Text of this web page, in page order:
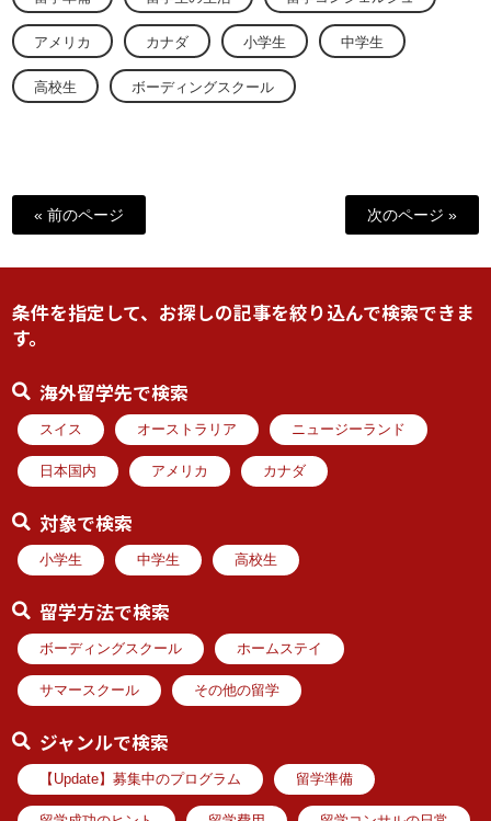
アメリカ カナダ 小学生 中学生
高校生 ボーディングスクール
« 前のページ 次のページ »
条件を指定して、お探しの記事を絞り込んで検索できま
す。
海外留学先で検索
スイス オーストラリア ニュージーランド
日本国内 アメリカ カナダ
対象で検索
小学生 中学生 高校生
留学方法で検索
ボーディングスクール ホームステイ
サマースクール その他の留学
ジャンルで検索
【Update】募集中のプログラム 留学準備